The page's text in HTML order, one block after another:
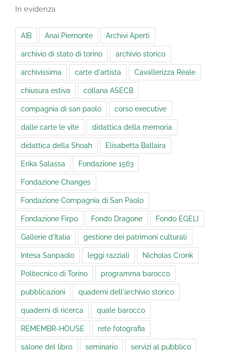
In evidenza
AIB Anai Piemonte Archivi Aperti
archivio di stato di torino archivio storico
archivissima carte d'artista Cavallerizza Reale
chiusura estiva collana ASECB
compagnia di san paolo corso executive
dalle carte le vite didattica della memoria
didattica della Shoah Elisabetta Ballaira
Erika Salassa Fondazione 1563
Fondazione Changes
Fondazione Compagnia di San Paolo
Fondazione Firpo Fondo Dragone Fondo EGELI
Gallerie d'Italia gestione dei patrimoni culturali
Intesa Sanpaolo leggi razziali Nicholas Cronk
Politecnico di Torino programma barocco
pubblicazioni quaderni dell'archivio storico
quaderni di ricerca quale barocco
REMEMBR-HOUSE rete fotografia
salone del libro seminario servizi al pubblico